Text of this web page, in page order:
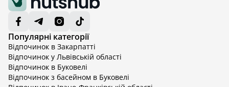
Популярні категорії
Відпочинок в Закарпатті
Відпочинок у Львівській області
Відпочинок в Буковелі
Відпочинок з басейном в Буковелі